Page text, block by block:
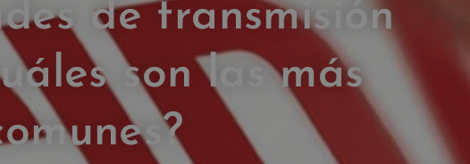
de transmisión
son las más